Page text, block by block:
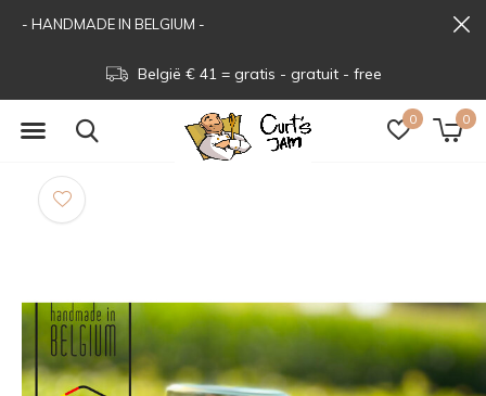
0 0
België € 41 = gratis - gratuit - free
- HANDMADE IN BELGIUM -